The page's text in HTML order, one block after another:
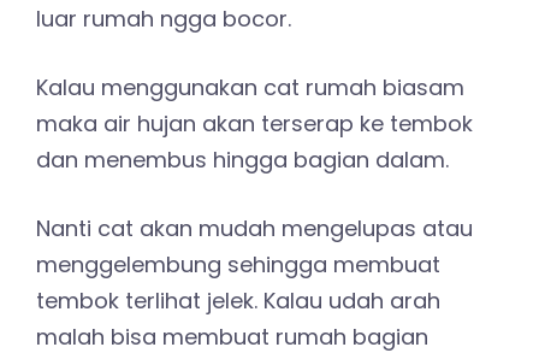
luar rumah ngga bocor.
Kalau menggunakan cat rumah biasam
maka air hujan akan terserap ke tembok
dan menembus hingga bagian dalam.
Nanti cat akan mudah mengelupas atau
menggelembung sehingga membuat
tembok terlihat jelek. Kalau udah arah
malah bisa membuat rumah bagian